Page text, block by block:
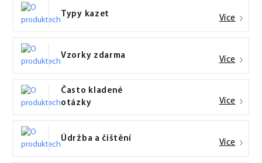
Typy kazet Více
Vzorky zdarma Více
Často kladené
otázky
Více
Údržba a čištění Více